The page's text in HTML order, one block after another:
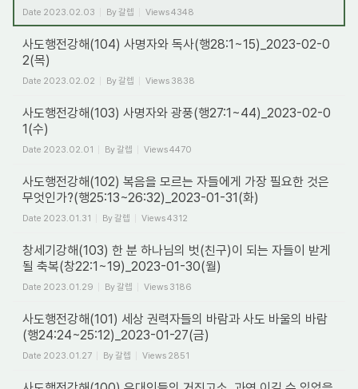
Date 2023.02.03 By갈렙 Views4348
사도행전강해(104) 사명자와 독사(행28:1~15)_2023-02-0
2(목)
Date 2023.02.02 By갈렙 Views 3838
사도행전강해(103) 사명자와 광풍(행27:1~44)_2023-02-0
1(수)
Date 2023.02.01 By갈렙 Views4470
사도행전강해(102) 복음을 모르는 자들에게 가장 필요한 것은
무엇인가?(행25:13~26:32)_2023-01-31(화)
Date 2023.01.31 By갈렙 Views4312
창세기강해(103) 한 분 하나님의 벗(친구)이 되는 자들이 받게
될 축복(창22:1~19)_2023-01-30(월)
Date 2023.01.29 By갈렙 Views 3186
사도행전강해(101) 세상 권력자들의 바람과 사도 바울의 바람
(행24:24~25:12)_2023-01-27(금)
Date 2023.01.27 By갈렙 Views 2851